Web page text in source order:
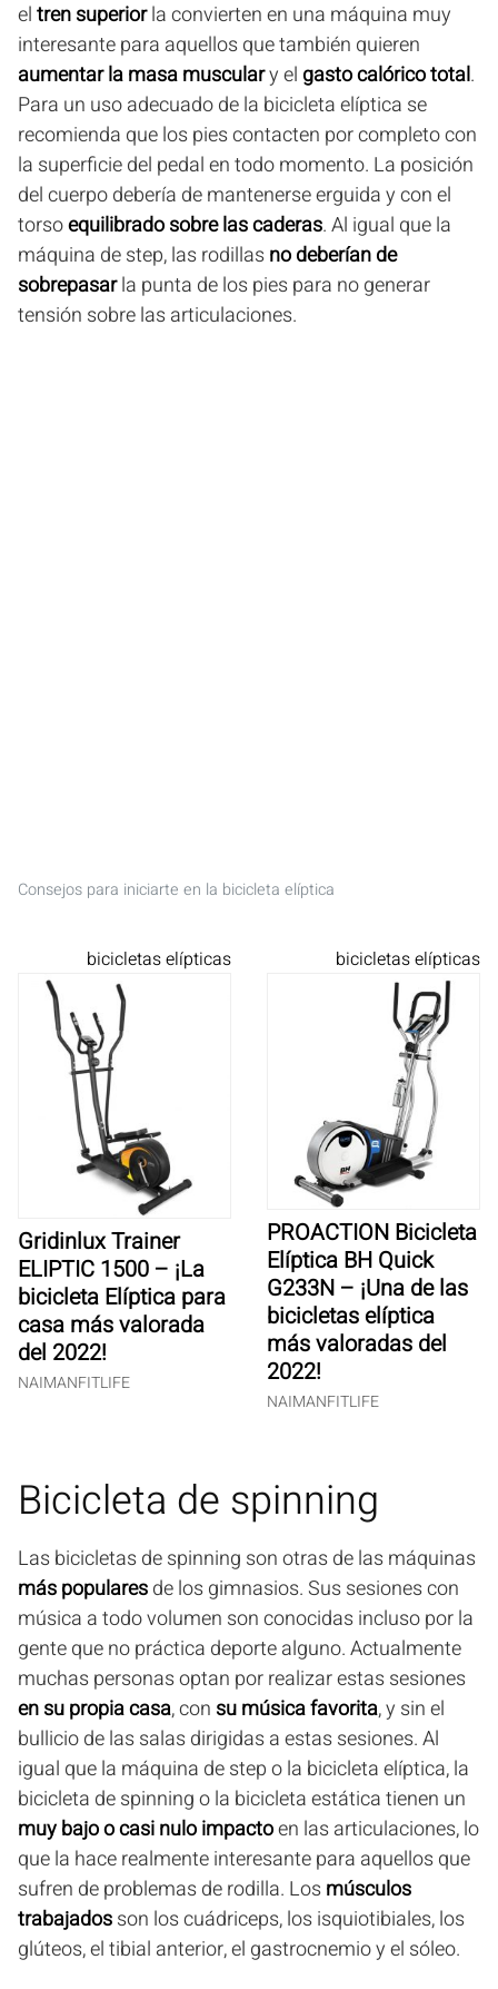
eltren superiorla convierten en una máquina muy
interesante para aquellos que también quieren
aumentar la masa musculary el gasto calórico total.
Para un uso adecuado de la bicicleta elíptica se
recomienda que los pies contacten por completo con
la superficie del pedal en todo momento. La posición
del cuerpo debería de mantenerse erguida y con el
torsoequilibrado sobre las caderas. Al igual que la
máquina de step, las rodillasno deberían de
sobrepasarla punta de los pies para no generar
tensión sobre las articulaciones.
Consejos para iniciarte en la bicicleta elíptica
bicicletas elípticas
Gridinlux Trainer
ELIPTIC 1500 – ¡La
bicicleta Elíptica para
casa más valorada
del 2022!
NAIMANFITLIFE
bicicletas elípticas
PROACTION Bicicleta
Elíptica BH Quick
G233N – ¡Una de las
bicicletas elíptica
más valoradas del
2022!
NAIMANFITLIFE
Bicicleta de spinning
Las bicicletas de spinning son otras de las máquinas
más popularesde los gimnasios. Sus sesiones con
música a todo volumen son conocidas incluso por la
gente que no práctica deporte alguno. Actualmente
muchas personas optan por realizar estas sesiones
en su propia casa, con su música favorita, y sin el
bullicio de las salas dirigidas a estas sesiones. Al
igual que la máquina de step o la bicicleta elíptica, la
bicicleta de spinning o la bicicleta estática tienen un
muy bajo o casi nulo impactoen las articulaciones, lo
que la hace realmente interesante para aquellos que
sufren de problemas de rodilla. Losmúsculos
trabajadosson los cuádriceps, los isquiotibiales, los
glúteos, el tibial anterior, el gastrocnemio y el sóleo.